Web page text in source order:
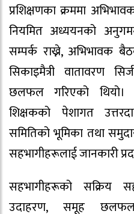
प्रशिक्षणका क्रममा
नियमित अध्ययनको
सम्पर्क राख्ने, अभिभावक
सिकाइमैत्री वातावरण
छलफल गरिएको थियो।
शिक्षकको पेशागत
समितिको भूमिका तथा
सहभागीहरूलाई जानकारी
सहभागीहरूको सक्रिय
उदाहरण, समूह